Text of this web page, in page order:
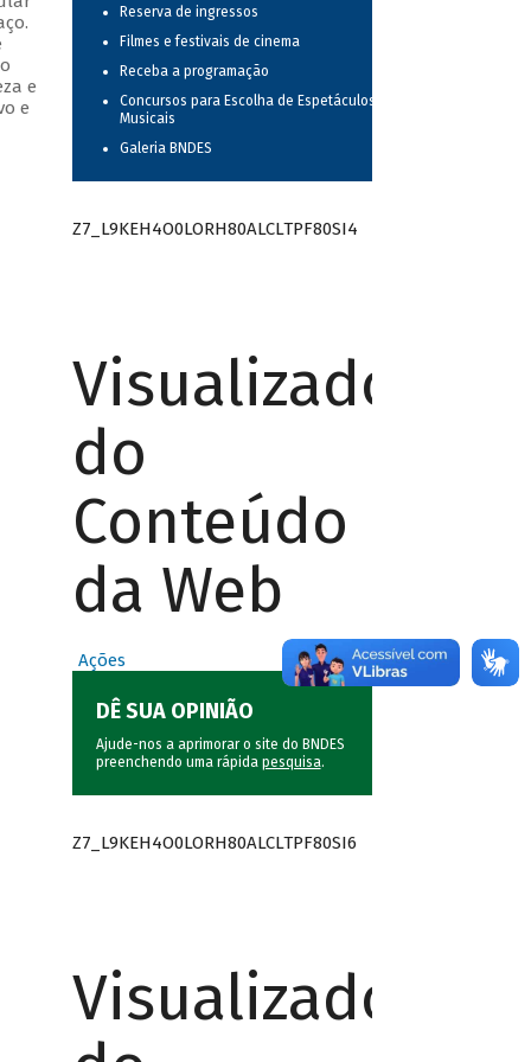
e
e
Reserva de ingressos
Filmes e festivais de cinema
Receba a programação
Concursos para Escolha de Espetáculos
Musicais
Galeria BNDES
Z7_L9KEH4O0LORH80ALCLTPF80SI4
Visualizador
do
Conteúdo
da Web
Ações
DÊ SUA OPINIÃO
Ajude-nos a aprimorar o site do BNDES
preenchendo uma rápida pesquisa.
Z7_L9KEH4O0LORH80ALCLTPF80SI6
Visualizador